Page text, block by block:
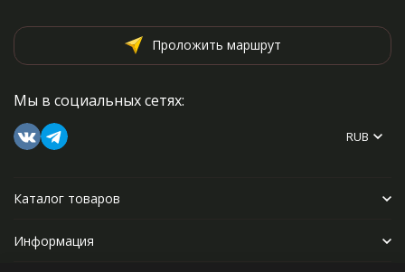
Проложить маршрут
Мы в социальных сетях:
RUB
Каталог товаров
Информация